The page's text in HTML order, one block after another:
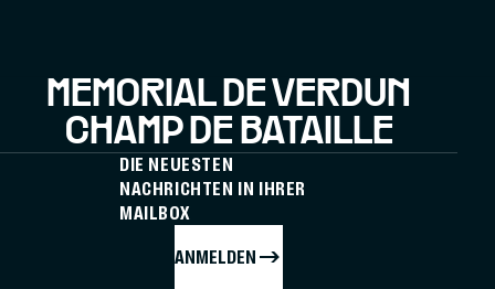
MÉMORIAL DE VERDUN
CHAMP DE BATAILLE
DIE NEUESTEN
NACHRICHTEN IN IHRER
MAILBOX
ANMELDEN